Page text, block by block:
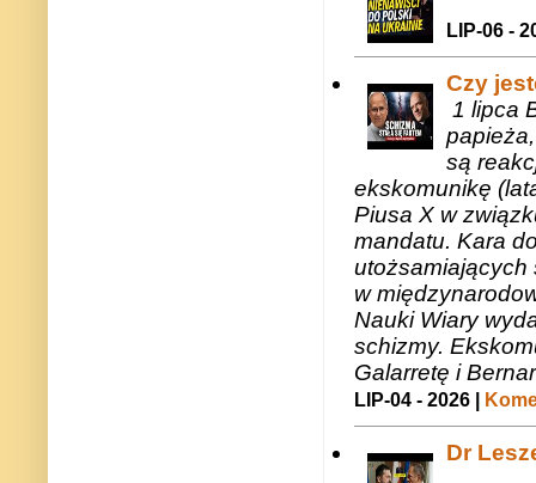
LIP-06 -
Czy
1 lipca
są
ekskomunikę
Piusa X w
mandatu. Kara
utożsamiających
w
Nauki Wiary
schizmy.
Galarretę i
LIP-04 - 2026 |
Dr